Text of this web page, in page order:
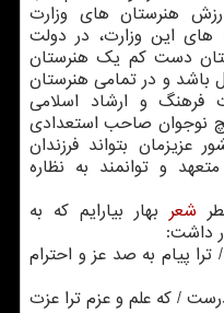
هنرستان های وزارت
های این وزارت، در دولت
دست کم یک هنرستان
باشد و در تمامی هنرستان
فرهنگ و ارشاد اسلامی
نوجوان صاحب استعدادی
عزیزمان بتواند فرزندان
و توانمند به نظاره
شعر بهار بیارایم که به
داشت:
پیام به صد عز و احترام
/ که علم و عزم ترا عزت